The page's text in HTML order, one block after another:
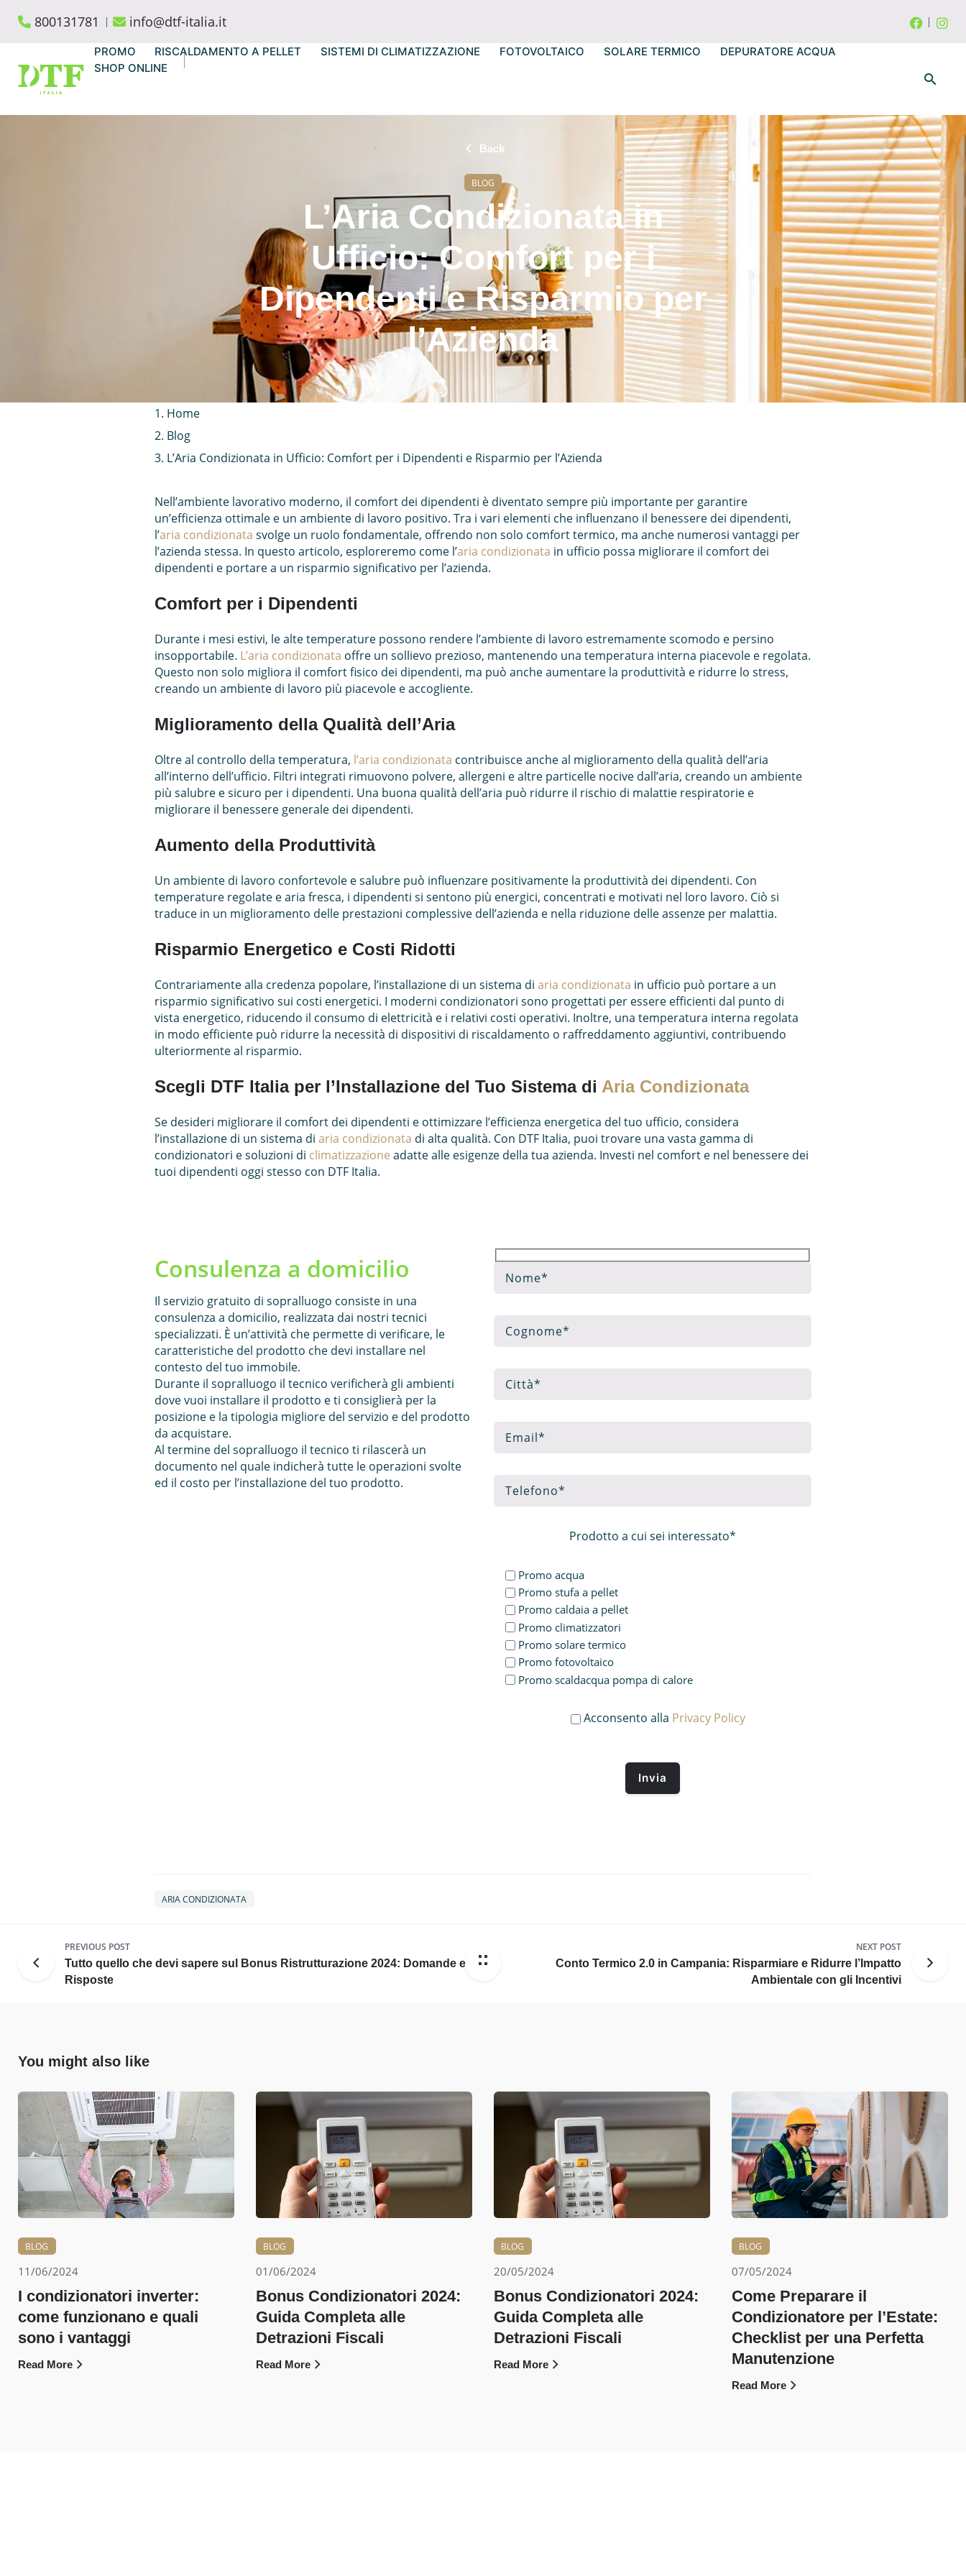
800131781 info@dtf-italia.it
PROMO RISCALDAMENTO A PELLET SISTEMI DI CLIMATIZZAZIONE FOTOVOLTAICO SOLARE TERMICO
DEPURATORE ACQUA
SHOP ONLINE
Back
BLOG
L’Aria Condizionata in
Ufficio: Comfort per i
Dipendenti e Risparmio per
l’Azienda
Home
Blog
L’Aria Condizionata in Ufficio: Comfort per i Dipendenti e Risparmio per l’Azienda
Nell’ambiente lavorativo moderno, il comfort dei dipendenti è diventato sempre più importante per garantire
un’efficienza ottimale e un ambiente di lavoro positivo. Tra i vari elementi che influenzano il benessere dei dipendenti,
l’aria condizionata svolge un ruolo fondamentale, offrendo non solo comfort termico, ma anche numerosi vantaggi per
l’azienda stessa. In questo articolo, esploreremo come l’aria condizionata in ufficio possa migliorare il comfort dei
dipendenti e portare a un risparmio significativo per l’azienda.
Comfort per i Dipendenti
Durante i mesi estivi, le alte temperature possono rendere l’ambiente di lavoro estremamente scomodo e persino
insopportabile. L’aria condizionata offre un sollievo prezioso, mantenendo una temperatura interna piacevole e regolata.
Questo non solo migliora il comfort fisico dei dipendenti, ma può anche aumentare la produttività e ridurre lo stress,
creando un ambiente di lavoro più piacevole e accogliente.
Miglioramento della Qualità dell’Aria
Oltre al controllo della temperatura, l’aria condizionata contribuisce anche al miglioramento della qualità dell’aria
all’interno dell’ufficio. Filtri integrati rimuovono polvere, allergeni e altre particelle nocive dall’aria, creando un ambiente
più salubre e sicuro per i dipendenti. Una buona qualità dell’aria può ridurre il rischio di malattie respiratorie e
migliorare il benessere generale dei dipendenti.
Aumento della Produttività
Un ambiente di lavoro confortevole e salubre può influenzare positivamente la produttività dei dipendenti. Con
temperature regolate e aria fresca, i dipendenti si sentono più energici, concentrati e motivati nel loro lavoro. Ciò si
traduce in un miglioramento delle prestazioni complessive dell’azienda e nella riduzione delle assenze per malattia.
Risparmio Energetico e Costi Ridotti
Contrariamente alla credenza popolare, l’installazione di un sistema di aria condizionata in ufficio può portare a un
risparmio significativo sui costi energetici. I moderni condizionatori sono progettati per essere efficienti dal punto di
vista energetico, riducendo il consumo di elettricità e i relativi costi operativi. Inoltre, una temperatura interna regolata
in modo efficiente può ridurre la necessità di dispositivi di riscaldamento o raffreddamento aggiuntivi, contribuendo
ulteriormente al risparmio.
Scegli DTF Italia per l’Installazione del Tuo Sistema di Aria Condizionata
Se desideri migliorare il comfort dei dipendenti e ottimizzare l’efficienza energetica del tuo ufficio, considera
l’installazione di un sistema diaria condizionata di alta qualità. Con DTF Italia, puoi trovare una vasta gamma di
condizionatori e soluzioni di climatizzazione adatte alle esigenze della tua azienda. Investi nel comfort e nel benessere dei
tuoi dipendenti oggi stesso con DTF Italia.
Consulenza a domicilio
Il servizio gratuito di sopralluogo consiste in una
consulenza a domicilio, realizzata dai nostri tecnici
specializzati. È un’attività che permette di verificare, le
caratteristiche del prodotto che devi installare nel
contesto del tuo immobile.
Durante il sopralluogo il tecnico verificherà gli ambienti
dove vuoi installare il prodotto e ti consiglierà per la
posizione e la tipologia migliore del servizio e del prodotto
da acquistare.
Al termine del sopralluogo il tecnico ti rilascerà un
documento nel quale indicherà tutte le operazioni svolte
ed il costo per l’installazione del tuo prodotto.
Prodotto a cui sei interessato*
Promo acqua
Promo stufa a pellet
Promo caldaia a pellet
Promo climatizzatori
Promo solare termico
Promo fotovoltaico
Promo scaldacqua pompa di calore
Acconsento alla Privacy Policy
ARIA CONDIZIONATA
PREVIOUS POST
Tutto quello che devi sapere sul Bonus Ristrutturazione 2024: Domande e
Risposte
NEXT POST
Conto Termico 2.0 in Campania: Risparmiare e Ridurre l’Impatto
Ambientale con gli Incentivi
You might also like
BLOG
11/06/2024
I condizionatori inverter:
come funzionano e quali
sono i vantaggi
Read More
BLOG
01/06/2024
Bonus Condizionatori 2024:
Guida Completa alle
Detrazioni Fiscali
Read More
BLOG
20/05/2024
Bonus Condizionatori 2024:
Guida Completa alle
Detrazioni Fiscali
Read More
BLOG
07/05/2024
Come Preparare il
Condizionatore per l’Estate:
Checklist per una Perfetta
Manutenzione
Read More